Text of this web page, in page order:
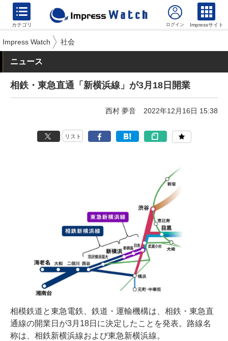
カテゴリ Impressサイト
Impress Watch 社会
ニュース
相鉄・東急直通「新横浜線」が3月18日開業
西村 夢音 2022年12月16日 15:38
リスト
相模鉄道と東急電鉄、鉄道・運輸機構は、相鉄・東急直
通線の開業日が3月18日に決定したことを発表。路線名
称は、相鉄新横浜線および東急新横浜線。